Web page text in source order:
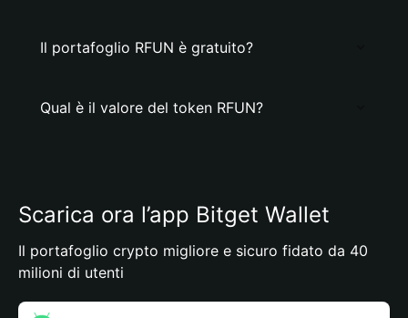
Il portafoglio RFUN è gratuito?
Qual è il valore del token RFUN?
Scarica ora l’app Bitget Wallet
Il portafoglio crypto migliore e sicuro fidato da 40
milioni di utenti